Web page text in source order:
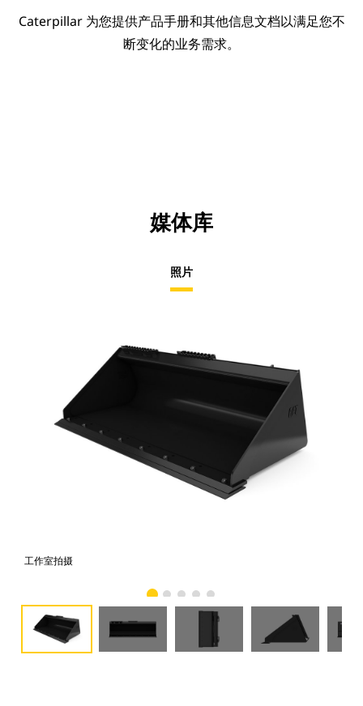
Caterpillar 为您提供产品手册和其他信息文档以满足您不
断变化的业务需求。
媒体库
照片
工作室拍摄